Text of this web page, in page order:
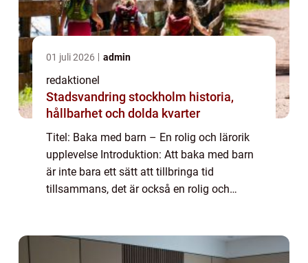
01 juli 2026 admin
redaktionel
Stadsvandring stockholm historia,
hållbarhet och dolda kvarter
Titel: Baka med barn – En rolig och lärorik
upplevelse Introduktion: Att baka med barn
är inte bara ett sätt att tillbringa tid
tillsammans, det är också en rolig och